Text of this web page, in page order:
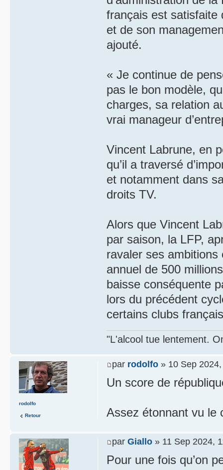
français est satisfaite
et de son
ajouté.
« Je continue de
pas le bon modèle,
charges, sa relation
vrai manageur
Vincent Labrune, en
qu’il a traversé
et notamment dans
droits TV.
Alors que Vincent
par saison, la LFP,
ravaler ses
annuel de 500
baisse conséquente
lors du précédent
certains clubs
"L'alcool tue lentement.
par rodolfo » 10 Sep
Un score de
Assez étonnant vu le
rodolfo
Retour
par Giallo » 11 Sep 2024,
Pour une fois qu’on